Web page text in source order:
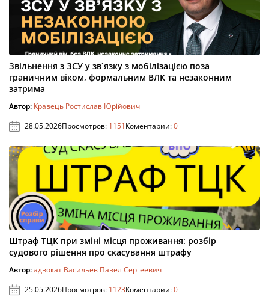
Звільнення з ЗСУ у зв`язку з мобілізацією поза
граничним віком, формальним ВЛК та незаконним
затрима
Автор: Кравець Ростислав Юрійович
28.05.2026Просмотров: 1151Коментарии:0
Штраф ТЦК при зміні місця проживання: розбір
судового рішення про скасування штрафу
Автор:адвокат Васильев Павел Сергеевич
25.05.2026Просмотров: 1123Коментарии:0